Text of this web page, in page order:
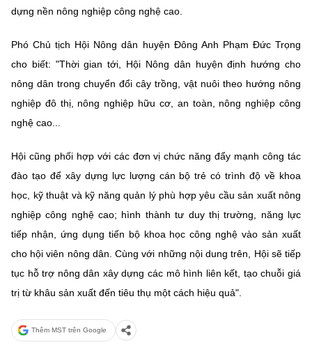
dựng nền nông nghiệp công nghệ cao.
Phó Chủ tịch Hội Nông dân huyện Đông Anh Phạm Đức Trọng
cho biết: "Thời gian tới, Hội Nông dân huyện định hướng cho
nông dân trong chuyển đổi cây trồng, vật nuôi theo hướng nông
nghiệp đô thị, nông nghiệp hữu cơ, an toàn, nông nghiệp công
nghệ cao...
Hội cũng phối hợp với các đơn vị chức năng đẩy mạnh công tác
đào tạo để xây dựng lực lượng cán bộ trẻ có trình độ về khoa
học, kỹ thuật và kỹ năng quản lý phù hợp yêu cầu sản xuất nông
nghiệp công nghệ cao; hình thành tư duy thị trường, năng lực
tiếp nhận, ứng dụng tiến bộ khoa học công nghệ vào sản xuất
cho hội viên nông dân. Cùng với những nội dung trên, Hội sẽ tiếp
tục hỗ trợ nông dân xây dựng các mô hình liên kết, tạo chuỗi giá
trị từ khâu sản xuất đến tiêu thụ một cách hiệu quả".
Thêm MST trên Google